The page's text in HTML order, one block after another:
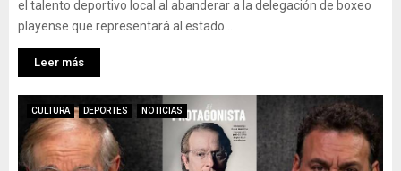
el talento deportivo local al abanderar a la delegación de boxeo
playense que representará al estado...
Leer más
CULTURA DEPORTES NOTICIAS